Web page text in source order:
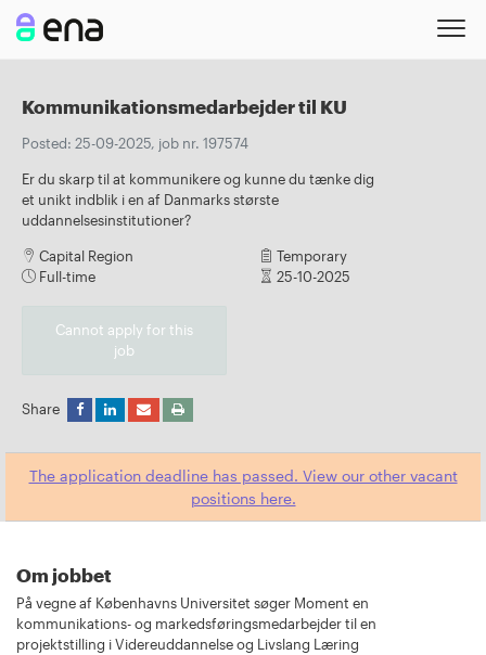
Kommunikationsmedarbejder til KU
Posted: 25-09-2025, job nr. 197574
Er du skarp til at kommunikere og kunne du tænke dig
et unikt indblik i en af Danmarks største
uddannelsesinstitutioner?
Capital Region
Temporary
Full-time
25-10-2025
Cannot apply for this
job
Share
The application deadline has passed. View our other vacant
positions here.
Om jobbet
På vegne af Københavns Universitet søger Moment en
kommunikations- og markedsføringsmedarbejder til en
projektstilling i Videreuddannelse og Livslang Læring